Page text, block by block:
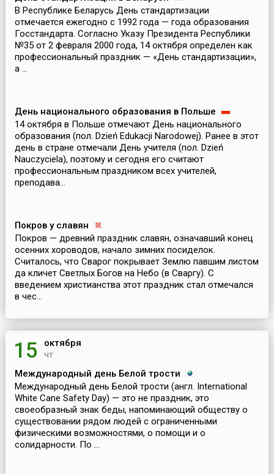
В Республике Беларусь День стандартизации
отмечается ежегодно с 1992 года — года образования
Госстандарта. Согласно Указу Президента Республики
№35 от 2 февраля 2000 года, 14 октября определен как
профессиональный праздник — «День стандартизации»,
а ...
День национального образования в Польше
14 октября в Польше отмечают День национального
образования (пол. Dzień Edukacji Narodowej). Ранее в этот
день в стране отмечали День учителя (пол. Dzień
Nauczyciela), поэтому и сегодня его считают
профессиональным праздником всех учителей,
преподава...
Покров у славян
Покров — древний праздник славян, означавший конец
осенних хороводов, начало зимних посиделок.
Считалось, что Сварог покрывает Землю павшим листом
да кличет Светлых Богов на Небо (в Сваргу). С
введением христианства этот праздник стал отмечался
в чес...
15 октября
чт
Международный день Белой трости
Международный день Белой трости (англ. International
White Cane Safety Day) — это не праздник, это
своеобразный знак беды, напоминающий обществу о
существовании рядом людей с ограниченными
физическими возможностями, о помощи и о
солидарности. По ...